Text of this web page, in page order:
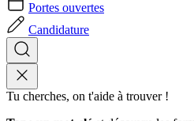
Portes ouvertes
Candidature
Tu cherches, on t'aide à trouver !